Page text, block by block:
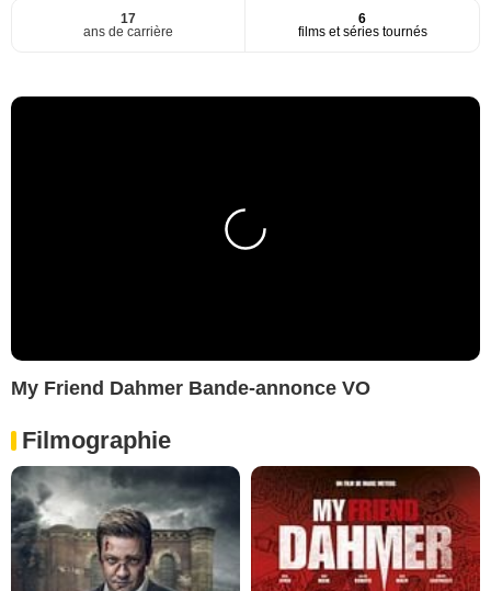
17
ans de carrière
6
films et séries tournés
My Friend Dahmer Bande-annonce VO
Filmographie